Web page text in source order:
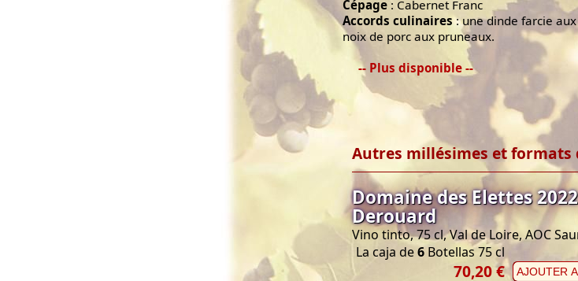
Cépage : Cabernet Franc
Accords culinaires: une dinde farcie
noix de porc aux pruneaux.
-- Plus disponible --
Autres millésimes et formats
Domaine des Elettes
Derouard
Vino tinto, 75 cl, Val de Loire, AOC
La caja de6 Botellas 75 cl
70,20 € AJOUTER